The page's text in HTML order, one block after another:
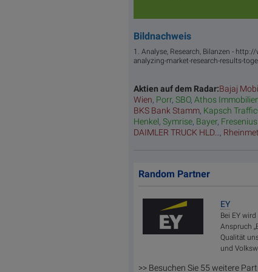
Bildnachweis
1. Analyse, Research, Bilanzen -
analyzing-market-research-results-
Aktien auf dem Radar:Bajaj
Wien, Porr, SBO, Athos
BKS Bank Stamm, Kapsch
Henkel, Symrise, Bayer,
DAIMLER TRUCK HLD...,
Random Partner
EY
Bei EY
Anspruch
Qualität
und
>> Besuchen Sie 55 weitere